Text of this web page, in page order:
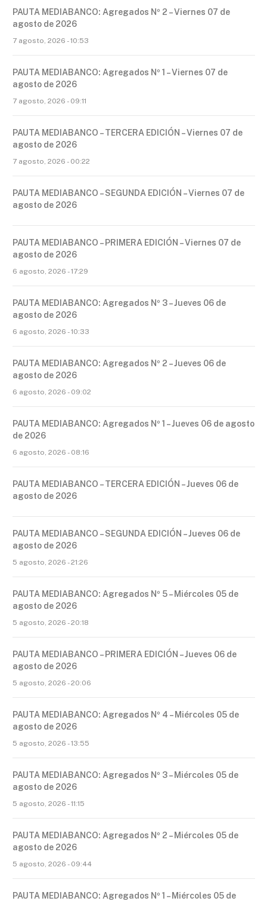
PAUTA MEDIABANCO: Agregados Nº 2 – Viernes 07 de
agosto de 2026
7 agosto, 2026 - 10:53
PAUTA MEDIABANCO: Agregados Nº 1 – Viernes 07 de
agosto de 2026
7 agosto, 2026 - 09:11
PAUTA MEDIABANCO – TERCERA EDICIÓN – Viernes 07 de
agosto de 2026
7 agosto, 2026 - 00:22
PAUTA MEDIABANCO – SEGUNDA EDICIÓN – Viernes 07 de
agosto de 2026
PAUTA MEDIABANCO – PRIMERA EDICIÓN – Viernes 07 de
agosto de 2026
6 agosto, 2026 - 17:29
PAUTA MEDIABANCO: Agregados Nº 3 – Jueves 06 de
agosto de 2026
6 agosto, 2026 - 10:33
PAUTA MEDIABANCO: Agregados Nº 2 – Jueves 06 de
agosto de 2026
6 agosto, 2026 - 09:02
PAUTA MEDIABANCO: Agregados Nº 1 – Jueves 06 de agosto
de 2026
6 agosto, 2026 - 08:16
PAUTA MEDIABANCO – TERCERA EDICIÓN – Jueves 06 de
agosto de 2026
PAUTA MEDIABANCO – SEGUNDA EDICIÓN – Jueves 06 de
agosto de 2026
5 agosto, 2026 - 21:26
PAUTA MEDIABANCO: Agregados Nº 5 – Miércoles 05 de
agosto de 2026
5 agosto, 2026 - 20:18
PAUTA MEDIABANCO – PRIMERA EDICIÓN – Jueves 06 de
agosto de 2026
5 agosto, 2026 - 20:06
PAUTA MEDIABANCO: Agregados Nº 4 – Miércoles 05 de
agosto de 2026
5 agosto, 2026 - 13:55
PAUTA MEDIABANCO: Agregados Nº 3 – Miércoles 05 de
agosto de 2026
5 agosto, 2026 - 11:15
PAUTA MEDIABANCO: Agregados Nº 2 – Miércoles 05 de
agosto de 2026
5 agosto, 2026 - 09:44
PAUTA MEDIABANCO: Agregados Nº 1 – Miércoles 05 de